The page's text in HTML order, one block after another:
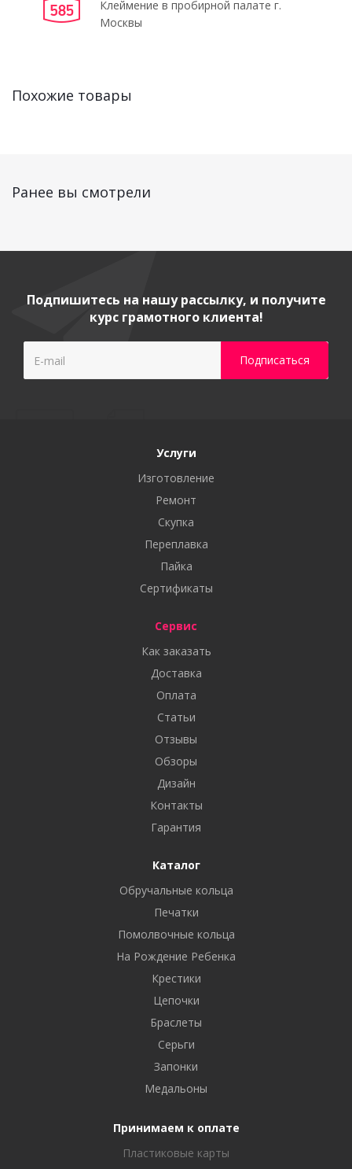
Клеймение в пробирной палате г.
Москвы
Похожие товары
Ранее вы смотрели
Подпишитесь на нашу рассылку, и получите
курс грамотного клиента!
Услуги
Изготовление
Ремонт
Скупка
Переплавка
Пайка
Сертификаты
Сервис
Как заказать
Доставка
Оплата
Статьи
Отзывы
Обзоры
Дизайн
Контакты
Гарантия
Каталог
Обручальные кольца
Печатки
Помолвочные кольца
На Рождение Ребенка
Крестики
Цепочки
Браслеты
Серьги
Запонки
Медальоны
Принимаем к оплате
Пластиковые карты